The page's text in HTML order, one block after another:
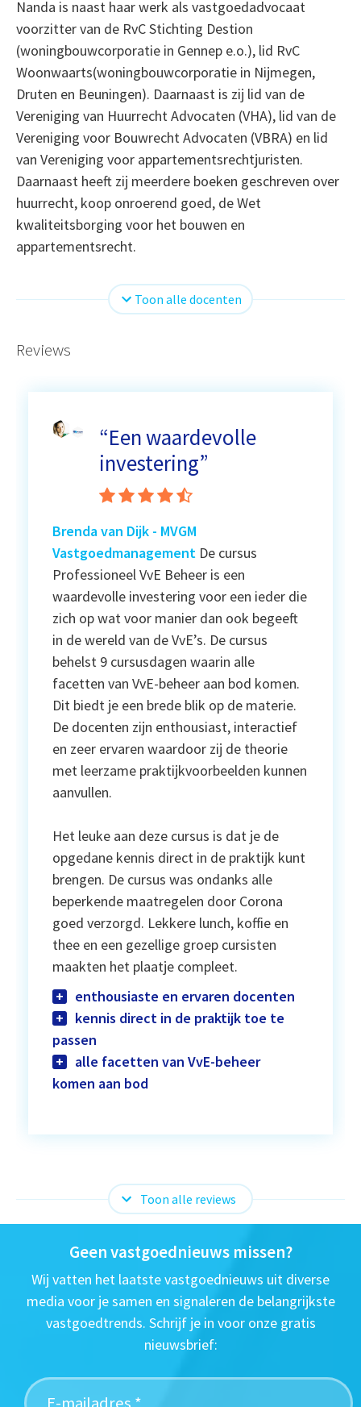
Nanda is naast haar werk als vastgoedadvocaat
voorzitter van de RvC Stichting Destion
(woningbouwcorporatie in Gennep e.o.), lid RvC
Woonwaarts(woningbouwcorporatie in Nijmegen,
Druten en Beuningen). Daarnaast is zij lid van de
Vereniging van Huurrecht Advocaten (VHA), lid van de
Vereniging voor Bouwrecht Advocaten (VBRA) en lid
van Vereniging voor appartementsrechtjuristen.
Daarnaast heeft zij meerdere boeken geschreven over
huurrecht, koop onroerend goed, de Wet
kwaliteitsborging voor het bouwen en
appartementsrecht.
Toon alle docenten
Reviews
“Een waardevolle
investering”
Brenda van Dijk- MVGM
Vastgoedmanagement De cursus
Professioneel VvE Beheer is een
waardevolle investering voor een ieder die
zich op wat voor manier dan ook begeeft
in de wereld van de VvE’s. De cursus
behelst 9 cursusdagen waarin alle
facetten van VvE-beheer aan bod komen.
Dit biedt je een brede blik op de materie.
De docenten zijn enthousiast, interactief
en zeer ervaren waardoor zij de theorie
met leerzame praktijkvoorbeelden kunnen
aanvullen.
Het leuke aan deze cursus is dat je de
opgedane kennis direct in de praktijk kunt
brengen. De cursus was ondanks alle
beperkende maatregelen door Corona
goed verzorgd. Lekkere lunch, koffie en
thee en een gezellige groep cursisten
maakten het plaatje compleet.
enthousiaste en ervaren docenten
kennis direct in de praktijk toe te
passen
alle facetten van VvE-beheer
komen aan bod
Toon alle reviews
Geen vastgoednieuws missen?
Wij vatten het laatste vastgoednieuws uit diverse
media voor je samen en signaleren de belangrijkste
vastgoedtrends. Schrijf je in voor onze gratis
nieuwsbrief: